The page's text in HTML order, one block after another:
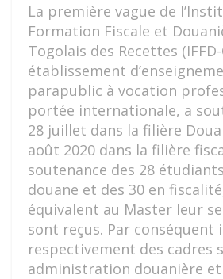
La première vague de
Formation Fiscale et
Togolais des Recettes
établissement
parapublic à vocation
portée internationale, a
28 juillet dans la filière
août 2020 dans la filière
soutenance des 28
douane et des 30 en
équivalent au Master leur
sont reçus. Par conséquent
respectivement des cadres
administration douanière